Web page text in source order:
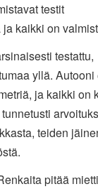
testit
kaikki on
testattu,
yllä. Autooni
ja kaikki on
teiden
pitää